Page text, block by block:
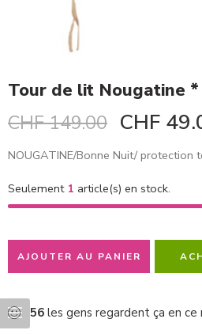
Tour de lit Nougatine *
CHF149.00 CHF
NOUGATINE/Bonne Nuit/ protection
Seulement 1 article(s) en stock.
AJOUTER AU PANIER
56 les gens regardent ça en